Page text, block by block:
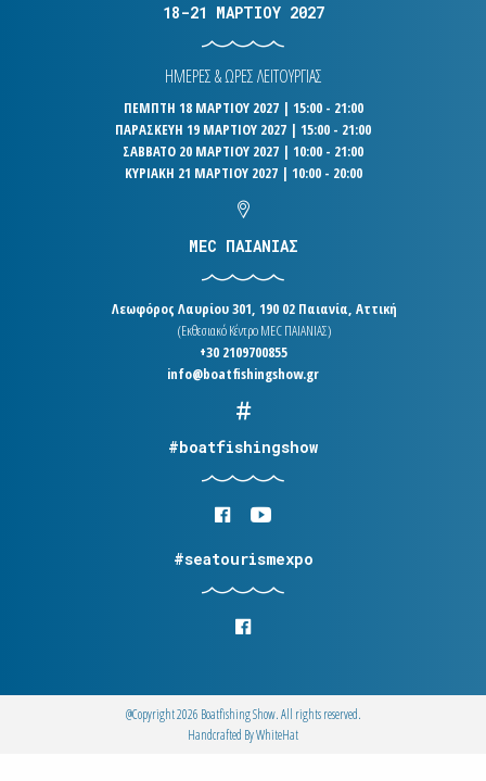
18-21 ΜΑΡΤΙΟΥ 2027
ΗΜΕΡΕΣ & ΩΡΕΣ ΛΕΙΤΟΥΡΓΙΑΣ
ΠΕΜΠΤΗ 18 ΜΑΡΤΙΟΥ 2027 | 15:00 - 21:00
ΠΑΡΑΣΚΕΥΗ 19 ΜΑΡΤΙΟΥ 2027 | 15:00 - 21:00
ΣΑΒΒΑΤΟ 20 ΜΑΡΤΙΟΥ 2027 | 10:00 - 21:00
ΚΥΡΙΑΚΗ 21 ΜΑΡΤΙΟΥ 2027 | 10:00 - 20:00
MEC ΠΑΙΑΝΙΑΣ
Λεωφόρος Λαυρίου 301, 190 02 Παιανία, Αττική
(Εκθεσιακό Κέντρο MEC ΠΑΙΑΝΙΑΣ)
+30 2109700855
info@boatfishingshow.gr
#boatfishingshow
#seatourismexpo
@Copyright 2026 Boatfishing Show. All rights reserved.
Handcrafted ByWhiteΗat